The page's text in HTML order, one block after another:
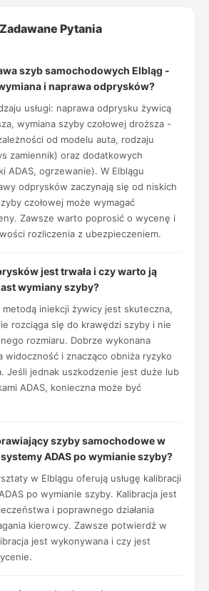
Pytania
szyb samochodowych Elbląg -
i naprawa odprysków?
usługi: naprawa odprysku żywicą
wymiana szyby czołowej droższa -
od modelu auta, rodzaju
zamiennik) oraz dodatkowych
ADAS, ogrzewanie). W Elblągu
odprysków zaczynają się od niskich
czołowej może wymagać
Zawsze warto poprosić o wycenę i
rozliczenia z ubezpieczeniem.
jest trwała i czy warto ją
wymiany szyby?
metodą iniekcji żywicy jest skuteczna,
rozciąga się do krawędzi szyby i nie
rozmiaru. Dobrze wykonana
widoczność i znacząco obniża ryzyko
Jeśli jednak uszkodzenie jest duże lub
ADAS, konieczna może być
szyby samochodowe w
ADAS po wymianie szyby?
w Elblągu oferują usługę kalibracji
po wymianie szyby. Kalibracja jest
i poprawnego działania
kierowcy. Zawsze potwierdź w
jest wykonywana i czy jest